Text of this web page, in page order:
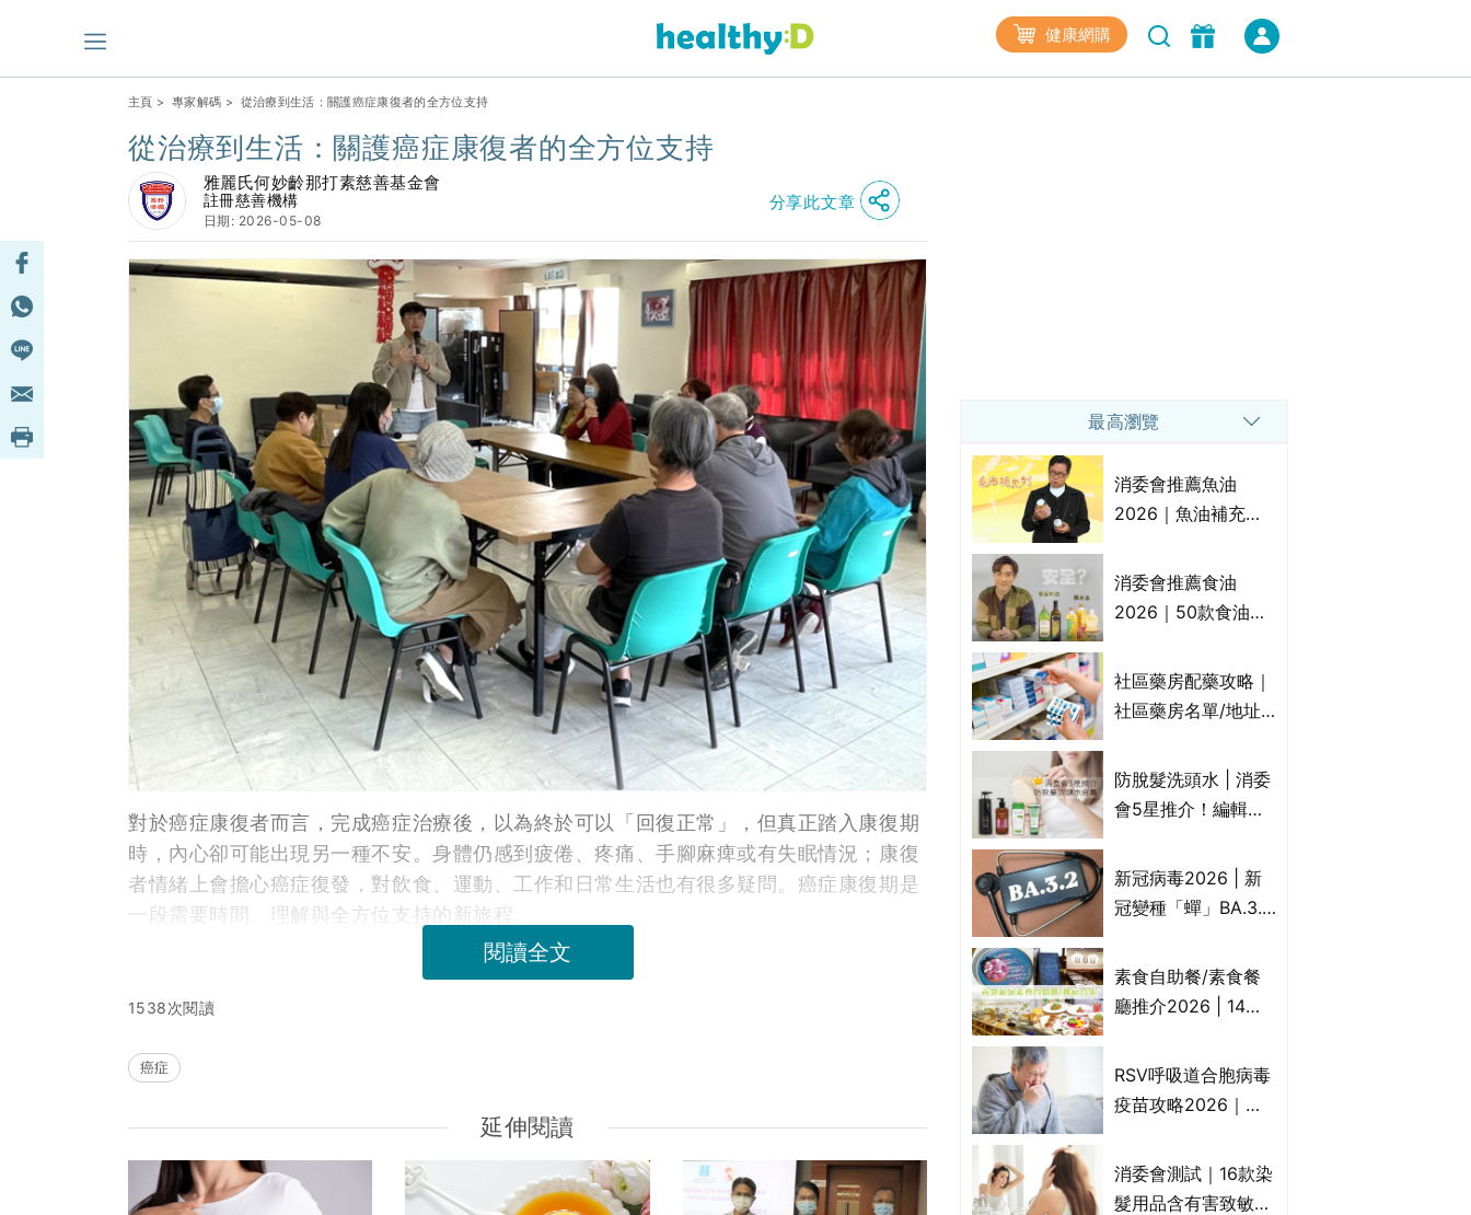
健康網購
主頁 > 專家解碼 > 從治療到生活：關護癌症康復者的全方位支持
從治療到生活：關護癌症康復者的全方位支持
雅麗氏何妙齡那打素慈善基金會
註冊慈善機構
日期: 2026-05-08
分享此文章
對於癌症康復者而言，完成癌症治療後，以為終於可以「回復正常」，但真正踏入康復期
時，內心卻可能出現另一種不安。身體仍感到疲倦、疼痛、手腳麻痺或有失眠情況；康復
者情緒上會擔心癌症復發，對飲食、運動、工作和日常生活也有很多疑問。癌症康復期是
一段需要時間、理解與全方位支持的新旅程。
閱讀全文
1538次閱讀
癌症
延伸閱讀
最高瀏覽
消委會推薦魚油
2026｜魚油補充劑
名單｜附1款國際魚
油標準5星認證 針對
消委會推薦食油
2026｜50款食油評
物｜21款健康煮食油
總評達5星滿分名單
花籽油/花生油等)
社區藥房配藥攻略｜
社區藥房名單/地址/
法一覽表｜社區藥房
是甚麼？可以申請藥
防脫髮洗頭水 | 消委
會5星推介！編輯加
比較：位元堂、呂、
PANTOGAR、純素
新冠病毒2026 | 新
冠變種「蟬」BA.3.2
播、風險與預防方法
一文睇
素食自助餐/素食餐
廳推介2026 | 14間
中式/印度/東南亞/港
式/Fusion素食齋菜
RSV呼吸道合胞病毒
疫苗攻略2026｜
高危？RSV疫苗價錢
比較、打針後反應處
消委會測試｜16款染
髮用品含有害致敏物